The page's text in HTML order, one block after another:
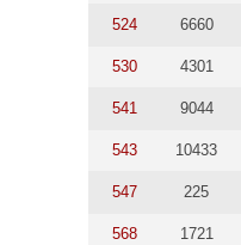
524 6660
530 4301
541 9044
543 10433
547 225
568 1721